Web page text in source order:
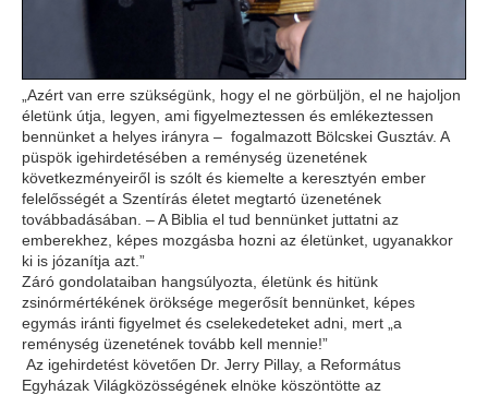
„Azért van erre szükségünk, hogy el ne görbüljön, el ne hajoljon
életünk útja, legyen, ami figyelmeztessen és emlékeztessen
bennünket a helyes irányra – fogalmazott Bölcskei Gusztáv. A
püspök igehirdetésében a reménység üzenetének
következményeiről is szólt és kiemelte a keresztyén ember
felelősségét a Szentírás életet megtartó üzenetének
továbbadásában. – A Biblia el tud bennünket juttatni az
emberekhez, képes mozgásba hozni az életünket, ugyanakkor
ki is józanítja azt.”
Záró gondolataiban hangsúlyozta, életünk és hitünk
zsinórmértékének öröksége megerősít bennünket, képes
egymás iránti figyelmet és cselekedeteket adni, mert „a
reménység üzenetének tovább kell mennie!”
Az igehirdetést követően Dr. Jerry Pillay, a Református
Egyházak Világközösségének elnöke köszöntötte az